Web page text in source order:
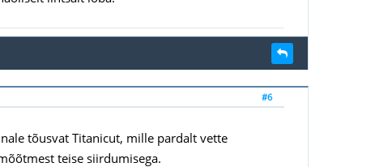
#6
tõusvat Titanicut, mille pardalt vette
teise siirdumisega.